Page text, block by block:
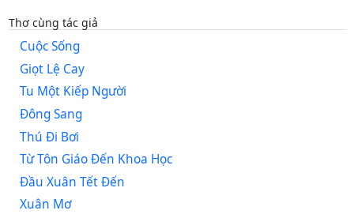
Thơ cùng tác giả
Cuộc Sống
Giọt Lệ Cay
Tu Một Kiếp Người
Đông Sang
Thú Đi Bơi
Từ Tôn Giáo Đến Khoa Học
Đầu Xuân Tết Đến
Xuân Mơ